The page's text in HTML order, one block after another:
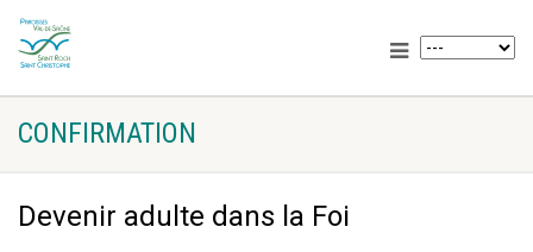
CONFIRMATION
Devenir adulte dans la Foi